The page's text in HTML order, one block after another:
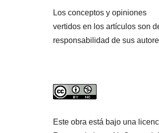
Los conceptos y opiniones
vertidos en los artículos son
responsabilidad de sus
Este obra está bajo una